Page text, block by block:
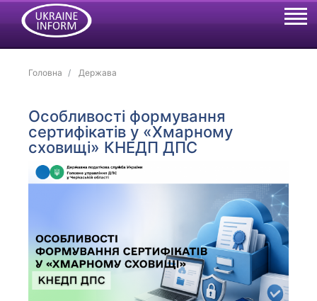
Головна Держава
Особливості формування
сертифікатів у «Хмарному
сховищі» КНЕДП ДПС